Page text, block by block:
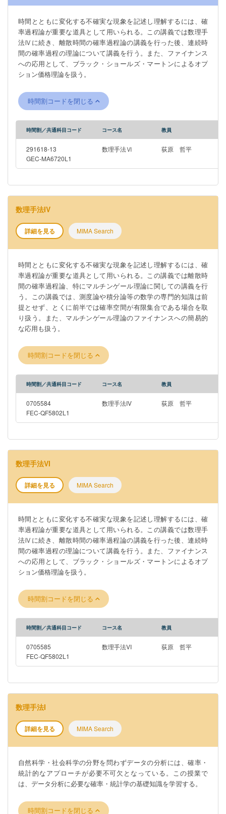
時間とともに変化する不確実な現象を記述し理解するには、確
率過程論が重要な道具として用いられる。この講義では数理手
法Ⅳに続き、離散時間の確率過程論の講義を行った後、連続時
間の確率過程の理論について講義を行う。また、ファイナンス
への応用として、ブラック・ショールズ・マートンによるオプ
ション価格理論を扱う。
時間割コードを閉じる
時間割／共通科目コード コース名 教員
291618-13
GEC-MA6720L1
数理手法Ⅵ 荻原 哲平
数理手法IV
詳細を見る MIMA Search
時間とともに変化する不確実な現象を記述し理解するには、確
率過程論が重要な道具として用いられる。この講義では離散時
間の確率過程論、特にマルチンゲール理論に関しての講義を行
う。この講義では、測度論や積分論等の数学の専門的知識は前
提とせず、とくに前半では確率空間が有限集合である場合を取
り扱う。また、マルチンゲール理論のファイナンスへの簡易的
な応用も扱う。
時間割コードを閉じる
時間割／共通科目コード コース名 教員
0705584
FEC-QF5802L1
数理手法IV 荻原 哲平
数理手法VI
詳細を見る MIMA Search
時間とともに変化する不確実な現象を記述し理解するには、確
率過程論が重要な道具として用いられる。この講義では数理手
法Ⅳに続き、離散時間の確率過程論の講義を行った後、連続時
間の確率過程の理論について講義を行う。また、ファイナンス
への応用として、ブラック・ショールズ・マートンによるオプ
ション価格理論を扱う。
時間割コードを閉じる
時間割／共通科目コード コース名 教員
0705585
FEC-QF5802L1
数理手法VI 荻原 哲平
数理手法I
詳細を見る MIMA Search
自然科学・社会科学の分野を問わずデータの分析には、確率・
統計的なアプローチが必要不可欠となっている。この授業で
は、データ分析に必要な確率・統計学の基礎知識を学習する。
時間割コードを閉じる